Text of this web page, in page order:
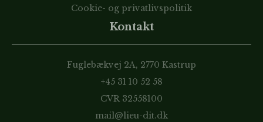
Cookie- og privatlivspolitik
Kontakt
Fuglebækvej 2A, 2770 Kastrup
+45 31 10 52 58
CVR 32558100
mail@lieu-dit.dk